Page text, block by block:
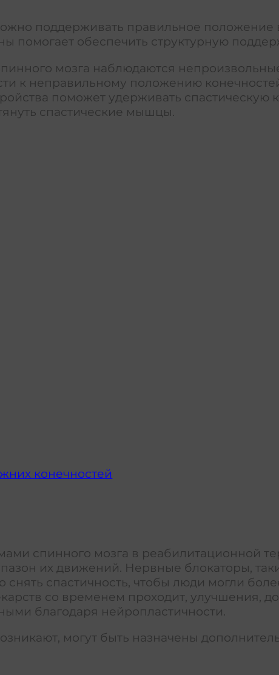
поддерживать правильное
помогает обеспечить структурную
мозга наблюдаются
к неправильному положению
поможет удерживать спастическую
спастические мышцы.
конечностей
спинного мозга в реабилитационной
их движений. Нервные блокаторы,
спастичность, чтобы люди могли
со временем проходит, улучшения,
благодаря нейропластичности.
могут быть назначены